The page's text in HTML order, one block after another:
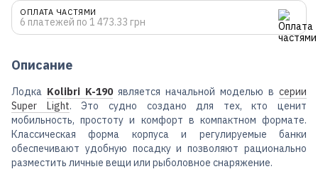
ОПЛАТА ЧАСТЯМИ
6 платежей по 1 473.33 грн
Описание
Лодка Kolibri K-190является начальной моделью в серии
Super Light. Это судно создано для тех, кто ценит
мобильность, простоту и комфорт в компактном формате.
Классическая форма корпуса и регулируемые банки
обеспечивают удобную посадку и позволяют рационально
разместить личные вещи или рыболовное снаряжение.